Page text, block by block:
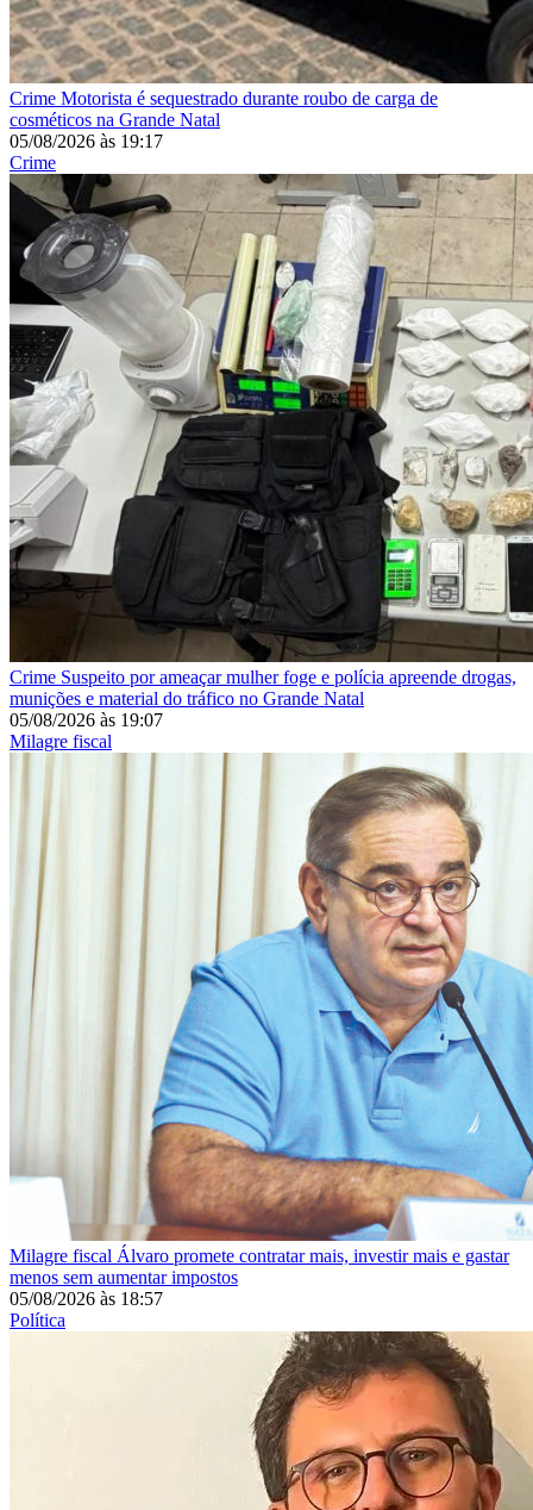
Crime Motorista é sequestrado durante roubo de carga de
cosméticos na Grande Natal
05/08/2026 às 19:17
Crime
Crime Suspeito por ameaçar mulher foge e polícia apreende drogas,
munições e material do tráfico no Grande Natal
05/08/2026 às 19:07
Milagre fiscal
Milagre fiscal Álvaro promete contratar mais, investir mais e gastar
menos sem aumentar impostos
05/08/2026 às 18:57
Política